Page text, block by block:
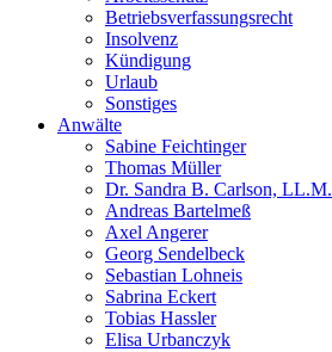
Betriebsverfassungsrecht
Insolvenz
Kündigung
Urlaub
Sonstiges
Anwälte
Sabine Feichtinger
Thomas Müller
Dr. Sandra B. Carlson, LL.M.
Andreas Bartelmeß
Axel Angerer
Georg Sendelbeck
Sebastian Lohneis
Sabrina Eckert
Tobias Hassler
Elisa Urbanczyk